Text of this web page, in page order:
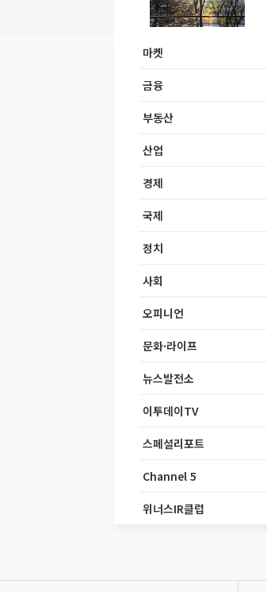
마켓
금융
부동산
산업
경제
국제
정치
사회
오피니언
문화·라이프
뉴스발전소
이투데이TV
스페셜리포트
Channel 5
위너스IR클럽